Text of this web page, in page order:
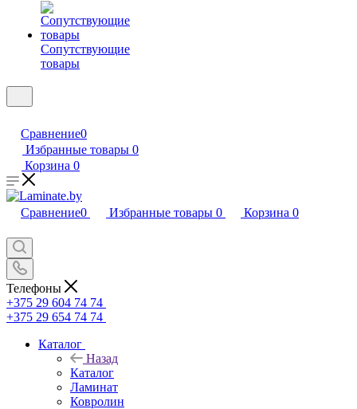
Сопутствующие
товары
Сравнение0
Избранные товары 0
Корзина 0
Сравнение0 Избранные товары 0 Корзина 0
Телефоны
+375 29 604 74 74
+375 29 654 74 74
Каталог
Назад
Каталог
Ламинат
Ковролин